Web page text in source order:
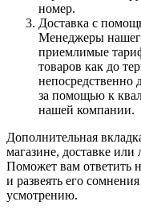
номер.
Доставка с
Менеджеры
приемлимые
товаров как до
непосредственно
за помощью к
нашей компании.
Дополнительная
магазине, доставке
Поможет вам ответить
и развеять его
усмотрению.